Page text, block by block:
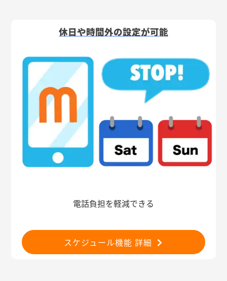
休日や時間外の設定が可能
電話負担を軽減できる
スケジュール機能 詳細